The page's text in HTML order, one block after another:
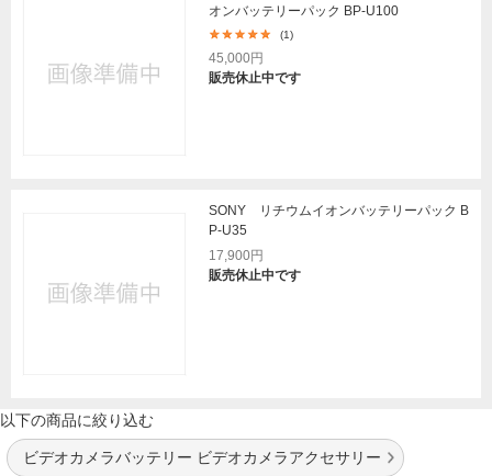
オンバッテリーパック BP-U100
(1)
45,000円
販売休止中です
SONY リチウムイオンバッテリーパック B
P-U35
17,900円
販売休止中です
以下の商品に絞り込む
ビデオカメラバッテリー ビデオカメラアクセサリー